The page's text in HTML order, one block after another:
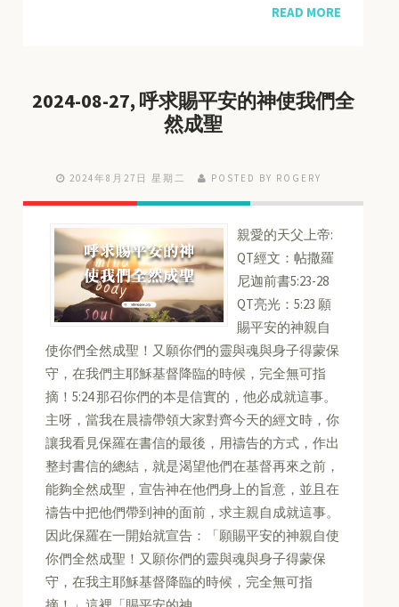
READ MORE
2024-08-27, 呼求賜平安的神使我們全
然成聖
2024年8月27日 星期二 POSTED BY ROGERY
親愛的天父上帝:
QT經文：帖撒羅
尼迦前書5:23-28
QT亮光：5:23 願
賜平安的神親自
使你們全然成聖！又願你們的靈與魂與身子得蒙保
守，在我們主耶穌基督降臨的時候，完全無可指
摘！5:24 那召你們的本是信實的，他必成就這事。
主呀，當我在晨禱帶領大家對齊今天的經文時，你
讓我看見保羅在書信的最後，用禱告的方式，作出
整封書信的總結，就是渴望他們在基督再來之前，
能夠全然成聖，宣告神在他們身上的旨意，並且在
禱告中把他們帶到神的面前，求主親自成就這事。
因此保羅在一開始就宣告：「願賜平安的神親自使
你們全然成聖！又願你們的靈與魂與身子得蒙保
守，在我主耶穌基督降臨的時候，完全無可指